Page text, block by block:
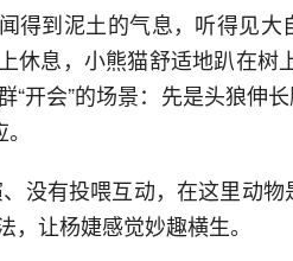
得到泥土的气息，听得见
休息，小熊猫舒适地趴在
“开会”的场景：先是头狼伸
没有投喂互动，在这里动物
，让杨婕感觉妙趣横生。